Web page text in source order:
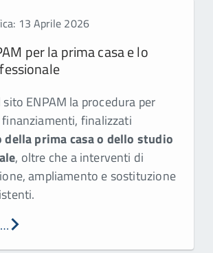
13 Aprile 2026
per la prima casa e lo
ENPAM la procedura per
finanziamenti, finalizzati
della prima casa o dello studio
, oltre che a interventi di
ampliamento e sostituzione